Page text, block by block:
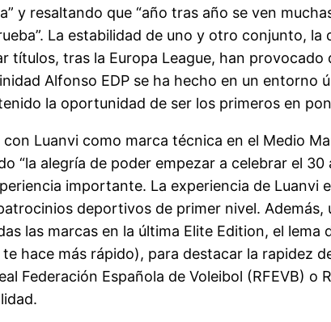
y resaltando que “año tras año se ven
La estabilidad de uno y otro conjunto,
tras la Europa League, han provocado
Alfonso EDP se ha hecho en un entorno
la oportunidad de ser los primeros en
Luanvi como marca técnica en el Medio
alegría de poder empezar a celebrar el 30
importante. La experiencia de Luanvi
deportivos de primer nivel. Además,
las marcas en la última Elite Edition, el lema
hace más rápido), para destacar la rapidez
Federación Española de Voleibol (RFEVB) o